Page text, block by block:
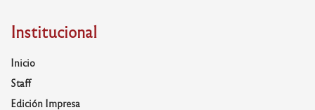
Institucional
Inicio
Staff
Edición Impresa